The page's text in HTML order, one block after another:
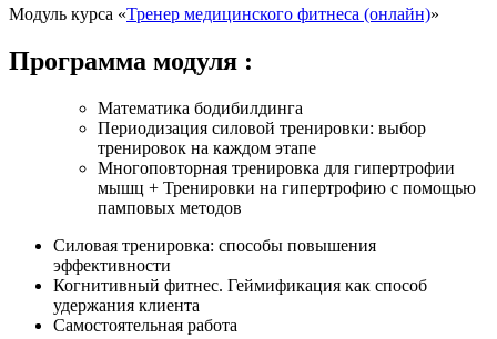
Модуль курса «Тренер медицин­ского фитнеса (онлайн)»
Программа модуля :
Математика бодибилдинга
Периодизация силовой тренировки: выбор
тренировок на каждом этапе
Многоповторная тренировка для гипертрофии
мышц + Тренировки на гипертрофию с помощью
памповых методов
Силовая тренировка: способы повышения
эффективности
Когнитивный фитнес. Геймификация как способ
удержания клиента
Самостоятельная работа